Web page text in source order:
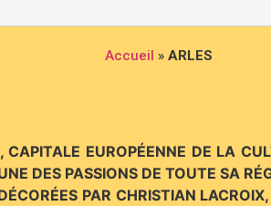
Accueil » ARLES
EUROPÉENNE DE LA
DES PASSIONS DE TOUTE SA
PAR CHRISTIAN